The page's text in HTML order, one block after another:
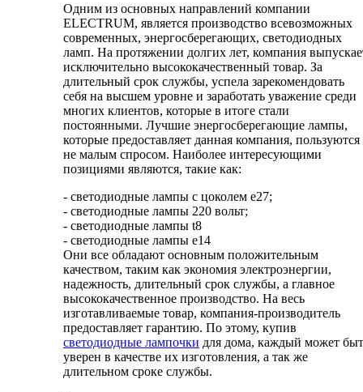
Одним из основных направлений компании
ELECTRUM, является производство всевозможных
современных, энергосберегающих, светодиодных
ламп. На протяжении долгих лет, компания
исключительно высококачественный товар. За
длительный срок службы, успела зарекомендовать
себя на высшем уровне и заработать уважение среди
многих клиентов, которые в итоге стали
постоянными. Лучшие энергосберегающие лампы,
которые предоставляет данная компания, пользуются
не малым спросом. Наиболее интересующими
позициями являются, такие как:
- светодиодные лампы с цоколем е27;
- светодиодные лампы 220 вольт;
- светодиодные лампы t8
- светодиодные лампы е14
Они все обладают основным положительным
качеством, таким как экономия электроэнергии,
надежность, длительный срок службы, а главное
высококачественное производство. На весь
изготавливаемые товар, компания-производитель
предоставляет гарантию. По этому, купив
светодиодные лампочки для дома, каждый может
уверен в качестве их изготовления, а так же
длительном сроке службы.